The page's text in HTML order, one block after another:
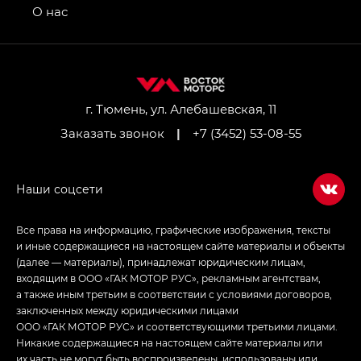
привод — GB AWD, Джи Эль Полный привод —
Джи Ти — GT, Джи Икс — GX,
Джи Икс ПРЕМИУМ — GX PREMIUM, ЛАУНЖ —
LOUNGE
Empow — Эмпау (Empow) в комплектации
г. Тюмень, ул. Алебашевская, 11
Заказать звонок
| +7 (3452) 53-08-55
О нас
Все права на информацию, графические изображения, тексты
и иные содержащиеся на настоящем сайте материалы и объекты
(далее — материалы), принадлежат юридическим лицам,
входящим в ООО «ГАК МОТОР РУС», рекламным агентствам,
а также иным третьим в соответствии с условиями договоров,
заключенных между юридическими лицами
ООО «ГАК МОТОР РУС» и соответствующими третьими лицами.
Никакие содержащиеся на настоящем сайте материалы или